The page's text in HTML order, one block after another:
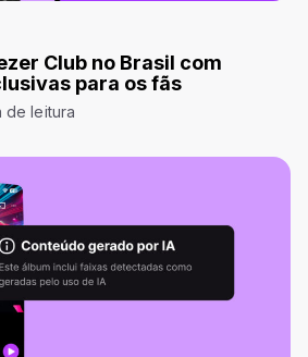
Club no Brasil com
para os fãs
de leitura